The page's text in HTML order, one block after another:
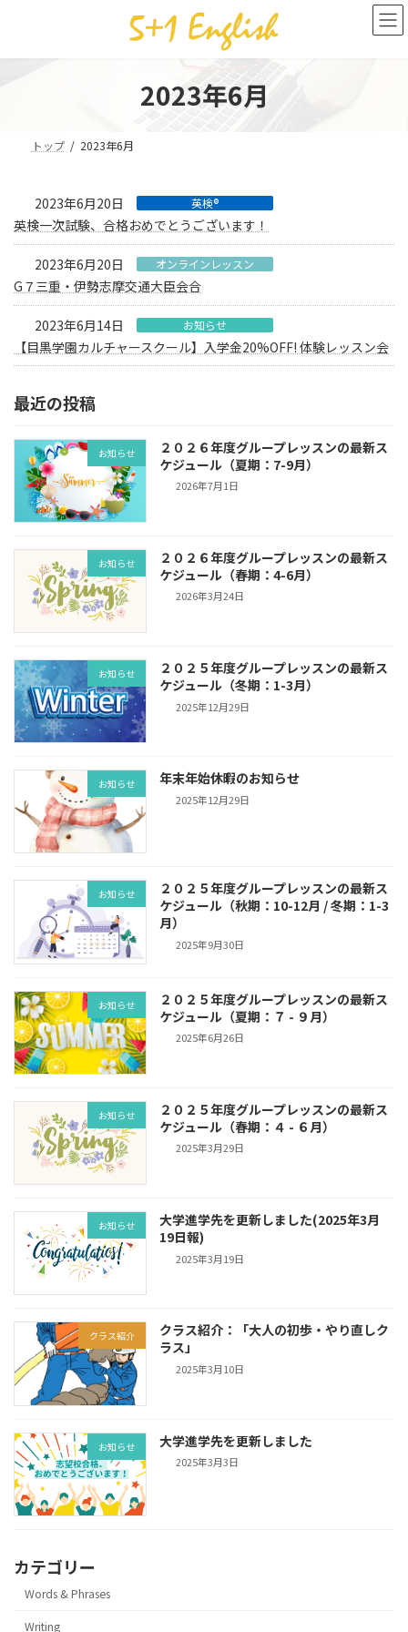
ン
ー
2023年6月
トップ 2023年6月
2023年6月20日 英検®
英検一次試験、合格おめでとうございます！
2023年6月20日 オンラインレッスン
G７三重・伊勢志摩交通大臣会合
2023年6月14日 お知らせ
【目黒学園カルチャースクール】入学金20%OFF! 体験レッスン会
最近の投稿
お知らせ
２０２６年度グループレッスンの最新ス
ケジュール（夏期：7-9月）
2026年7月1日
お知らせ
２０２６年度グループレッスンの最新ス
ケジュール（春期：4-6月）
2026年3月24日
お知らせ
２０２５年度グループレッスンの最新ス
ケジュール（冬期：1-3月）
2025年12月29日
お知らせ 年末年始休暇のお知らせ
2025年12月29日
お知らせ
２０２５年度グループレッスンの最新ス
ケジュール（秋期：10-12月 / 冬期：1-3
月）
2025年9月30日
お知らせ
２０２５年度グループレッスンの最新ス
ケジュール（夏期：７ - ９月）
2025年6月26日
お知らせ
２０２５年度グループレッスンの最新ス
ケジュール（春期：４ - ６月）
2025年3月29日
お知らせ
大学進学先を更新しました(2025年3月
19日報)
2025年3月19日
クラス紹介
クラス紹介：「大人の初歩・やり直しク
ラス」
2025年3月10日
お知らせ 大学進学先を更新しました
2025年3月3日
カテゴリー
Words & Phrases
Writing